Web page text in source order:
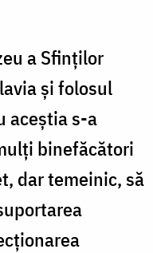
a Sfinților
și folosul
aceștia s-a
binefăcători
dar temeinic, să